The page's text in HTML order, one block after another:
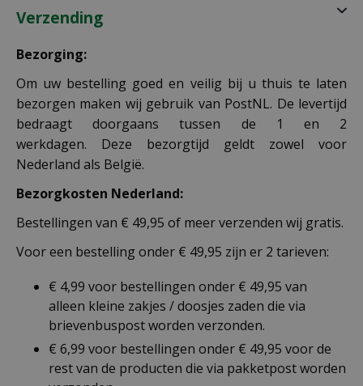
Verzending
Bezorging:
Om uw bestelling goed en veilig bij u thuis te laten
bezorgen maken wij gebruik van PostNL. De levertijd
bedraagt doorgaans tussen de 1 en 2
werkdagen. Deze bezorgtijd geldt zowel voor
Nederland als België.
Bezorgkosten Nederland:
Bestellingen van € 49,95 of meer verzenden wij gratis.
Voor een bestelling onder € 49,95 zijn er 2 tarieven:
€ 4,99 voor bestellingen onder € 49,95 van
alleen kleine zakjes / doosjes zaden die via
brievenbuspost worden verzonden.
€ 6,99 voor bestellingen onder € 49,95 voor de
rest van de producten die via pakketpost worden